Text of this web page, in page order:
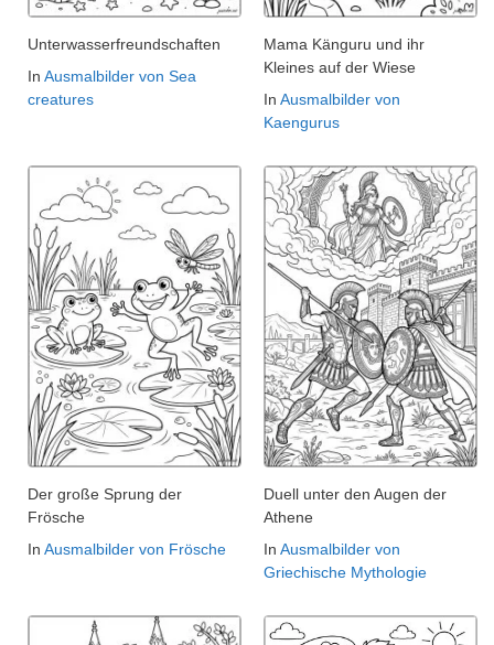
Unterwasserfreundschaften
In Ausmalbilder von Sea
creatures
Mama Känguru und ihr
Kleines auf der Wiese
In Ausmalbilder von
Kaengurus
Der große Sprung der
Frösche
In Ausmalbilder von Frösche
Duell unter den Augen der
Athene
In Ausmalbilder von
Griechische Mythologie